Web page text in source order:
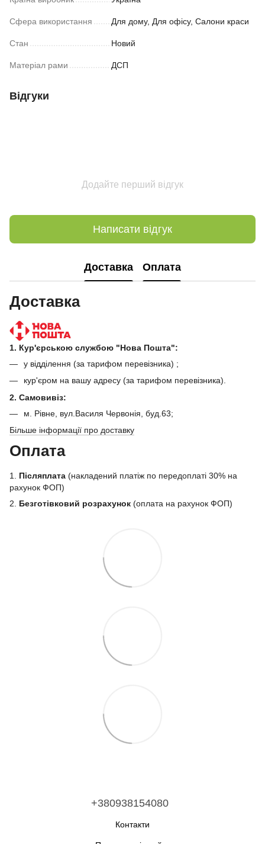
Сфера використання Для дому, Для офісу, Салони краси
Стан Новий
Матеріал рами ДСП
Відгуки
Додайте перший відгук
Написати відгук
Доставка Оплата
Доставка
1. Кур'єрською службою "Нова Пошта":
у відділення (за тарифом перевізника) ;
кур'єром на вашу адресу (за тарифом перевізника).
2. Самовивіз:
м. Рівне, вул.Василя Червонія, буд.63;
Більше інформації про доставку
Оплата
1. Післяплата (накладений платіж по передоплаті 30% на
рахунок ФОП)
2. Безготівковий розрахунок (оплата на рахунок ФОП)
+380938154080
Контакти